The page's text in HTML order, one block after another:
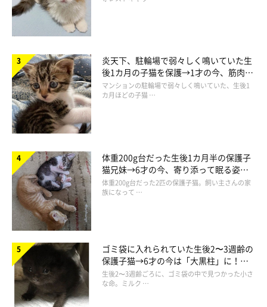
無事に里親が見つかりました！
保護された後、一時預かり先で暮らすことになった母猫と子猫た
ち。元気いっぱいの子猫たちを見守り、一緒に眠る母猫のおだや
かな表情はしあわせそのもので、見ているだけで胸がいっぱいに
なります。
その後、子猫たちにはそれぞれ引き取り手が決まり、母猫は撮影
者の庭の外猫として暮らすことになりました。厳しい環境の中で
も、子猫たちを生かそうと懸命にがんばったけなげな母猫の想い
が報われて、本当によかったです！
炎天下、駐輪場で弱々しく鳴いていた生
後1カ月の子猫を保護→1才の今、筋肉質
でツンデレなコに成長
マンションの駐輪場で弱々しく鳴いていた、生後1
カ月ほどの子猫 …
体重200g台だった生後1カ月半の保護子
猫兄妹→6才の今、寄り添って眠る姿に
ほっこり！
体重200g台だった2匹の保護子猫。飼い主さんの家
族になって …
ゴミ袋に入れられていた生後2〜3週齢の
保護子猫→6才の今は「大黒柱」に！
美しい黒猫に成長した姿にグッとくる
生後2〜3週齢ごろに、ゴミ袋の中で見つかった小さ
な命。ミルク …